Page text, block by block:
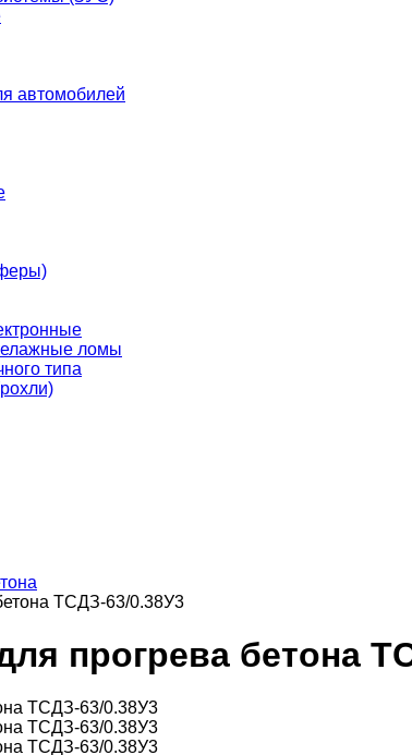
автомобилей
ломы
типа
ТСДЗ-63/0.38У3
прогрева бетона